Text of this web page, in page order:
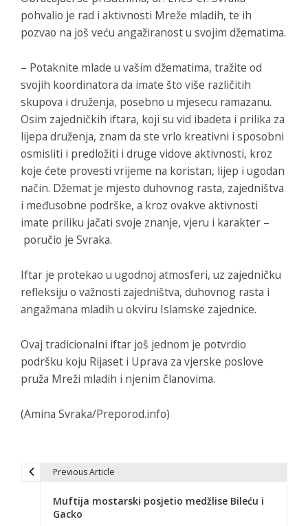
pohvalio je rad i aktivnosti Mreže mladih, te ih
pozvao na još veću angažiranost u svojim džematima.
– Potaknite mlade u vašim džematima, tražite od
svojih koordinatora da imate što više različitih
skupova i druženja, posebno u mjesecu ramazanu.
Osim zajedničkih iftara, koji su vid ibadeta i prilika za
lijepa druženja, znam da ste vrlo kreativni i sposobni
osmisliti i predložiti i druge vidove aktivnosti, kroz
koje ćete provesti vrijeme na koristan, lijep i ugodan
način. Džemat je mjesto duhovnog rasta, zajedništva
i međusobne podrške, a kroz ovakve aktivnosti
imate priliku jačati svoje znanje, vjeru i karakter –
poručio je Svraka.
Iftar je protekao u ugodnoj atmosferi, uz zajedničku
refleksiju o važnosti zajedništva, duhovnog rasta i
angažmana mladih u okviru Islamske zajednice.
Ovaj tradicionalni iftar još jednom je potvrdio
podršku koju Rijaset i Uprava za vjerske poslove
pruža Mreži mladih i njenim članovima.
(Amina Svraka/Preporod.info)
Previous Article
Muftija mostarski posjetio medžlise Bileću i
Gacko